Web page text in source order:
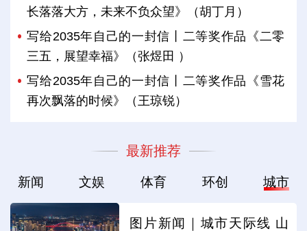
长落落大方，未来不负众望》（胡丁月）
写给2035年自己的一封信丨二等奖作品《二零
三五，展望幸福》（张煜田 ）
写给2035年自己的一封信丨二等奖作品《雪花
再次飘落的时候》（王琼锐）
最新推荐
新闻 文娱 体育 环创 城市
图片新闻｜城市天际线 山